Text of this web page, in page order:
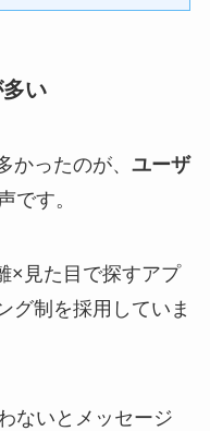
い
かったのが、 ユーザ
です。
×見た目で探すアプ
グ制を採用していま
ないとメッセージ